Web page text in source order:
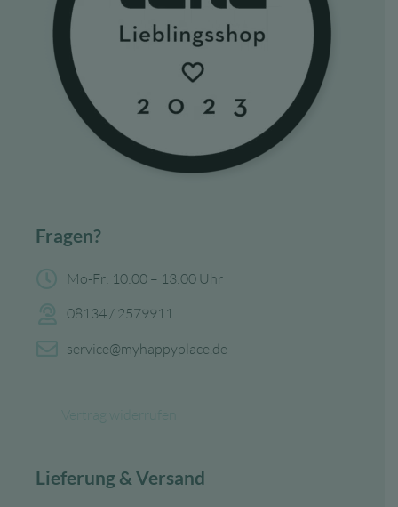
Fragen?
Mo-Fr: 10:00 – 13:00 Uhr
08134 / 2579911
service@myhappyplace.de
Lieferung & Versand